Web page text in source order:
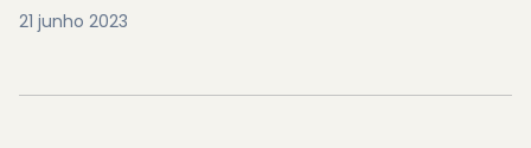
21 junho 2023